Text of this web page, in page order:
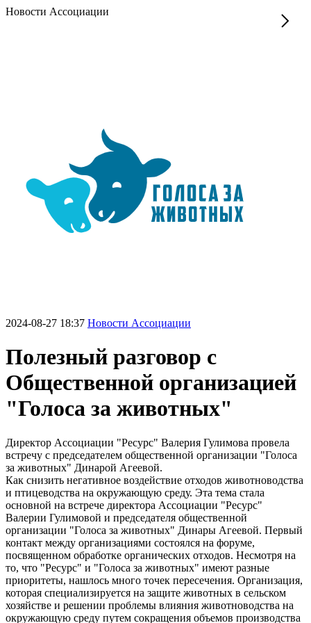
Новости Ассоциации
2024-08-27 18:37 Новости Ассоциации
Полезный разговор с
Общественной организацией
"Голоса за животных"
Директор Ассоциации "Ресурс" Валерия Гулимова провела
встречу с председателем общественной организации "Голоса
за животных" Динарой Агеевой.
Как снизить негативное воздействие отходов животноводства
и птицеводства на окружающую среду. Эта тема стала
основной на встрече директора Ассоциации "Ресурс"
Валерии Гулимовой и председателя общественной
организации "Голоса за животных" Динары Агеевой. Первый
контакт между организациями состоялся на форуме,
посвященном обработке органических отходов. Несмотря на
то, что "Ресурс" и "Голоса за животных" имеют разные
приоритеты, нашлось много точек пересечения. Организация,
которая специализируется на защите животных в сельском
хозяйстве и решении проблемы влияния животноводства на
окружающую среду путем сокращения объемов производства